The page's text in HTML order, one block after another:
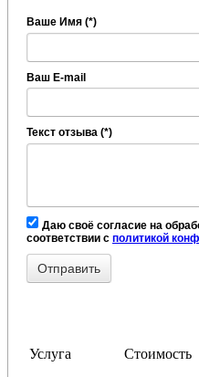
Ваше Имя (*)
Ваш E-mail
Текст отзыва (*)
Даю своё согласие на
соответствии с политикой
Услуга Стоимость